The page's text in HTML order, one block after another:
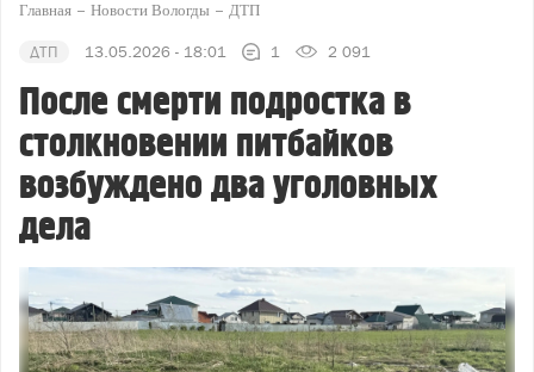
Главная Новости Вологды ДТП
ДТП 13.05.2026 - 18:01 1 2 091
После смерти подростка в
столкновении питбайков
возбуждено два уголовных
дела